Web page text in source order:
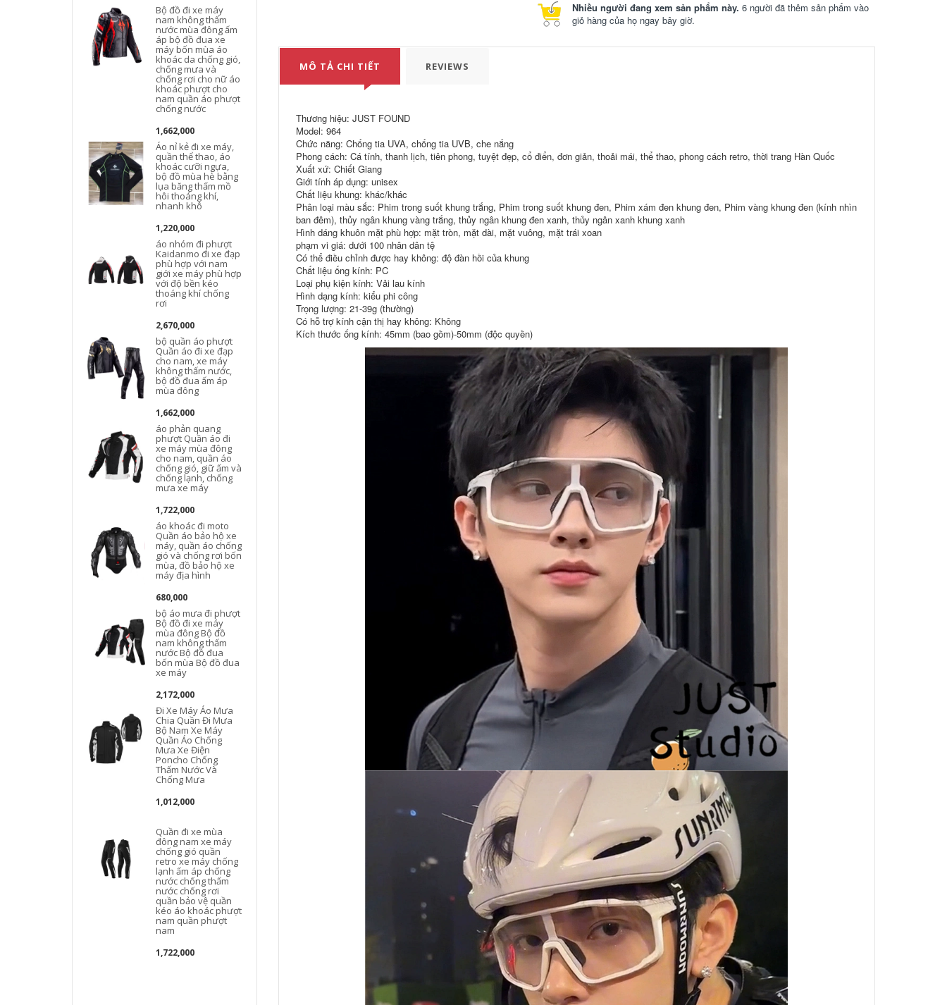
Bộ đồ đi xe máy
nam không thấm
nước mùa đông ấm
áp bộ đồ đua xe
máy bốn mùa áo
khoác da chống gió,
chống mưa và
chống rơi cho nữ áo
khoác phượt cho
nam quần áo phượt
chống nước
1,662,000
Áo nỉ kẻ đi xe máy,
quần thể thao, áo
khoác cưỡi ngựa,
bộ đồ mùa hè bằng
lụa băng thấm mồ
hôi thoáng khí,
nhanh khô
1,220,000
áo nhóm đi phượt
Kaidanmo đi xe đạp
phù hợp với nam
giới xe máy phù hợp
với độ bền kéo
thoáng khí chống
rơi
2,670,000
bộ quần áo phượt
Quần áo đi xe đạp
cho nam, xe máy
không thấm nước,
bộ đồ đua ấm áp
mùa đông
1,662,000
áo phản quang
phượt Quần áo đi
xe máy mùa đông
cho nam, quần áo
chống gió, giữ ấm và
chống lạnh, chống
mưa xe máy
1,722,000
áo khoác đi moto
Quần áo bảo hộ xe
máy, quần áo chống
gió và chống rơi bốn
mùa, đồ bảo hộ xe
máy địa hình
680,000
bộ áo mưa đi phượt
Bộ đồ đi xe máy
mùa đông Bộ đồ
nam không thấm
nước Bộ đồ đua
bốn mùa Bộ đồ đua
xe máy
2,172,000
Đi Xe Máy Áo Mưa
Chia Quần Đi Mưa
Bộ Nam Xe Máy
Quần Áo Chống
Mưa Xe Điện
Poncho Chống
Thấm Nước Và
Chống Mưa
1,012,000
Quần đi xe mùa
đông nam xe máy
chống gió quần
retro xe máy chống
lạnh ấm áp chống
nước chống thấm
nước chống rơi
quần bảo vệ quần
kéo áo khoác phượt
nam quần phượt
nam
1,722,000
địa hình, quần đi xe
máy, đồ bảo hộ, bộ
áo giáp, quần lái xe
nam áo dạ quang đi
590,000
dụng cụ bó đầu gối
Bảo vệ đầu gối xe
máy, thiết bị bảo vệ
xe máy, bảo vệ
khuỷu tay chống
ngã khi lái xe, bảo
vệ chân người lái,
đạp xe điện cho
nam và nữ, chống
gió và giữ ấm băng
bảo vệ khuỷu tay
dụng cụ bó đầu gối
760,000
Miếng đệm đầu gối
xe máy Speedlite
Miếng đệm khuỷu
tay và miếng đệm
chân cho người lái
xe mô tô địa hình
Thiết bị cưỡi ngựa
tô sợi carbon mọi
phượt chính hãng
Găng tay sưởi điện
và chống thấm
chống nước mùa
đông jack wolfskin
bao tay chống nắng
găng tay monster
cụt ngón Găng Tay
Xe Máy Đi Xe Máy
Sợi Carbon Chống
Các Mùa Chống Gió
Da Full Ngón Đua Xe
găng tay cụt ngón đi
xe máy Găng Tay
Xe Máy Mùa Đông
Chống Lạnh Da Thật
Chính Hãng Plus
Nhung Ấm Chống
Thấm Nước Xe Máy
Nam Nữ Retro
Chống Gió Sợi
Carbon chống Rơi
găng tay nữ găng
tay du lịch
852,000
Mùa Đông Găng Tay
Đi Xe Máy Chống
Gió Và Chống Thấm
Nước Nam Xe Máy
Retro Đua Rider
Chống Lạnh Da Thật
Plus Nhung để giữ
ấm găng tay phượt
găng tay xe máy hở
1,602,000
bao tay phượt
chống nước Găng
Tay Xe Máy Bốn
Mùa Lái Xe Máy
Nam Lái Xe Bằng Sợi
Carbon Thiết Bị Đua
Xe Nữ Retro Off-
Road Da Thật Chính
Hãng Da Chống Gió
găng tay đi phượt
chính hãng găng tay
đi phượt xe máy
892,000
găng tay moto đi
phượt Găng tay đi
xe máy, chống gió
và chống rơi, trang
bị xe máy mọi mùa
cho tay đua nam và
nữ, đua xe địa hình,
màn hình cảm ứng
toàn ngón tay găng
tay đi phượt xe máy
găng tay phượt
760,000
Găng Tay Nửa Ngón
Xe Máy, Da Thật,
Phong Cách Retro,
Chống Gió Cho Nam
Nữ Đi Xe Máy Địa
Hình Sợi Carbon
Chống Rơi Bảo Vệ
Gió Bốn Mùa găng
tay cụt ngón
blackhawk găng tay
monster cụt ngón
Nhiều người đang xem sản phẩm này. 6 người đã thêm sản phẩm vào
giỏ hàng của họ ngay bây giờ.
MÔ TẢ CHI TIẾT REVIEWS
Thương hiệu: JUST FOUND
Model: 964
Chức năng: Chống tia UVA, chống tia UVB, che nắng
Phong cách: Cá tính, thanh lịch, tiên phong, tuyệt đẹp, cổ điển, đơn giản, thoải mái, thể thao, phong cách retro, thời trang Hàn Quốc
Xuất xứ: Chiết Giang
Giới tính áp dụng: unisex
Chất liệu khung: khác/khác
Phân loại màu sắc: Phim trong suốt khung trắng, Phim trong suốt khung đen, Phim xám đen khung đen, Phim vàng khung đen (kính nhìn
ban đêm), thủy ngân khung vàng trắng, thủy ngân khung đen xanh, thủy ngân xanh khung xanh
Hình dáng khuôn mặt phù hợp: mặt tròn, mặt dài, mặt vuông, mặt trái xoan
phạm vi giá: dưới 100 nhân dân tệ
Có thể điều chỉnh được hay không: độ đàn hồi của khung
Chất liệu ống kính: PC
Loại phụ kiện kính: Vải lau kính
Hình dạng kính: kiểu phi công
Trọng lượng: 21-39g (thường)
Có hỗ trợ kính cận thị hay không: Không
Kích thước ống kính: 45mm (bao gồm)-50mm (độc quyền)